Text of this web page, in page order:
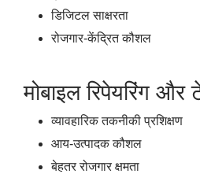
डिजिटल साक्षरता
रोजगार-केंद्रित कौशल
मोबाइल रिपेयरिंग और
व्यावहारिक तकनीकी प्रशिक्षण
आय-उत्पादक कौशल
बेहतर रोजगार क्षमता